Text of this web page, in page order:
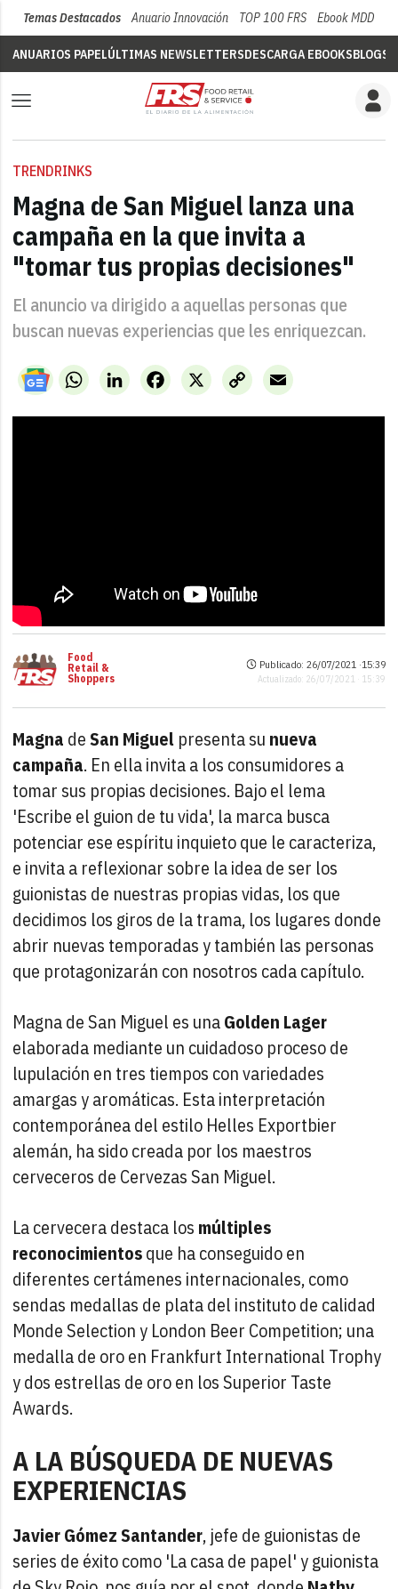
Temas Destacados Anuario Innovación TOP 100 FRS Ebook MDD
ANUARIOS PAPELÚLTIMAS NEWSLETTERSDESCARGA EBOOKSBLOGS
TRENDRINKS
Magna de San Miguel lanza una
campaña en la que invita a
"tomar tus propias decisiones"
El anuncio va dirigido a aquellas personas que
buscan nuevas experiencias que les enriquezcan.
WhatsAppLinkedIn X
Facebook
Copy
Link
Email
Food
Retail &
Shoppers
Publicado: 26/07/2021 ·15:39
Actualizado: 26/07/2021 · 15:39
Magna deSan Miguel presenta su nueva
campaña. En ella invita a los consumidores a
tomar sus propias decisiones. Bajo el lema
'Escribe el guion de tu vida', la marca busca
potenciar ese espíritu inquieto que le caracteriza,
e invita a reflexionar sobre la idea de ser los
guionistas de nuestras propias vidas, los que
decidimos los giros de la trama, los lugares donde
abrir nuevas temporadas y también las personas
que protagonizarán con nosotros cada capítulo.
Magna de San Miguel es unaGolden Lager
elaborada mediante un cuidadoso proceso de
lupulación en tres tiempos con variedades
amargas y aromáticas. Esta interpretación
contemporánea del estilo Helles Exportbier
alemán, ha sido creada por los maestros
cerveceros de Cervezas San Miguel.
La cervecera destaca los múltiples
reconocimientosque ha conseguido en
diferentes certámenes internacionales, como
sendas medallas de plata del instituto de calidad
Monde Selection y London Beer Competition; una
medalla de oro en Frankfurt International Trophy
y dos estrellas de oro en los Superior Taste
Awards.
A LA BÚSQUEDA DE NUEVAS
EXPERIENCIAS
Javier Gómez Santander, jefe de guionistas de
series de éxito como 'La casa de papel' y guionista